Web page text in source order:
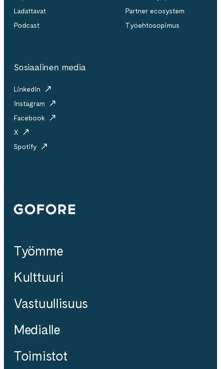
Ladattavat
Podcast
Partner ecosystem
Työehtosopimus
Sosiaalinen media
LinkedIn
Instagram
Facebook
X
Spotify
Gofore
Työmme
Kulttuuri
Vastuullisuus
Medialle
Toimistot